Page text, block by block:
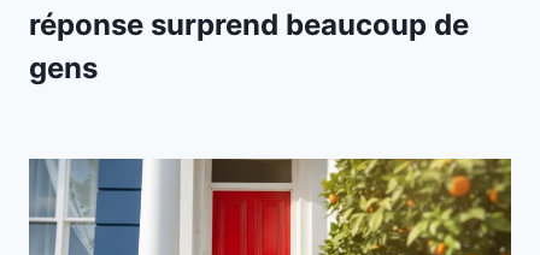
réponse surprend beaucoup de
gens